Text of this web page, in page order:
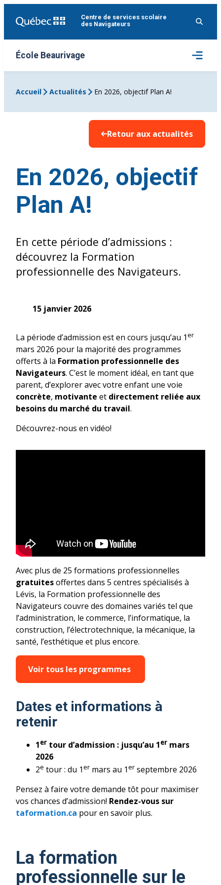
Centre de services scolaire
des Navigateurs
École Beaurivage
Ouvrir
le
menu
Accueil
Actualités En 2026, objectif Plan A!
Retour aux actualités
En 2026, objectif
Plan A!
En cette période d’admissions :
découvrez la Formation
professionnelle des Navigateurs.
15 janvier 2026
La période d’admission est en cours jusqu’au 1er
mars 2026 pour la majorité des programmes
offerts à la Formation professionnelle des
Navigateurs. C’est le moment idéal, en tant que
parent, d’explorer avec votre enfant une voie
concrète, motivante et directement reliée aux
besoins du marché du travail.
Découvrez-nous en vidéo!
Avec plus de 25 formations professionnelles
gratuitesoffertes dans 5 centres spécialisés à
Lévis, la Formation professionnelle des
Navigateurs couvre des domaines variés tel que
l’administration, le commerce, l’informatique, la
construction, l’électrotechnique, la mécanique, la
santé, l’esthétique et plus encore.
Voir tous les programmes
Dates et informations à
retenir
1er tour d’admission : jusqu’au 1er mars
2026
2e tour : du 1er mars au 1er septembre 2026
Pensez à faire votre demande tôt pour maximiser
vos chances d’admission! Rendez-vous sur
taformation.ca pour en savoir plus.
La formation
professionnelle sur le